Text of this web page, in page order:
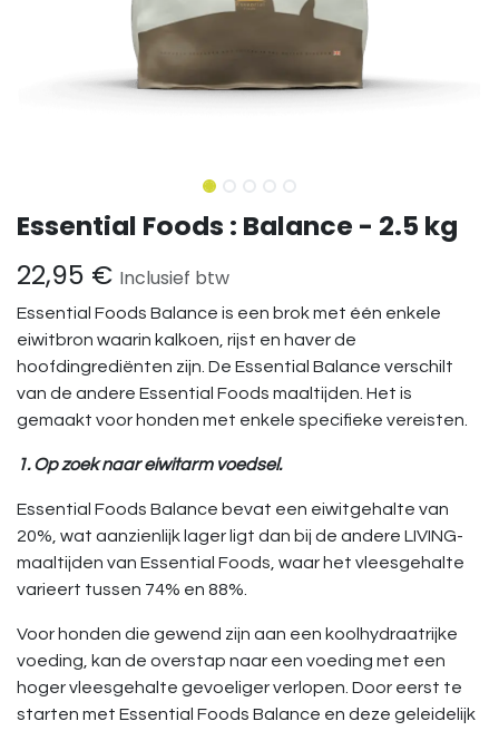
Essential Foods : Balance - 2.5 kg
22,95 € Inclusief btw
Essential Foods Balance is een brok met één enkele
eiwitbron waarin kalkoen, rijst en haver de
hoofdingrediënten zijn. De Essential Balance verschilt
van de andere Essential Foods maaltijden. Het is
gemaakt voor honden met enkele specifieke vereisten.
1. Op zoek naar eiwitarm voedsel.
Essential Foods Balance bevat een eiwitgehalte van
20%, wat aanzienlijk lager ligt dan bij de andere LIVING-
maaltijden van Essential Foods, waar het vleesgehalte
varieert tussen 74% en 88%.
Voor honden die gewend zijn aan een koolhydraatrijke
voeding, kan de overstap naar een voeding met een
hoger vleesgehalte gevoeliger verlopen. Door eerst te
starten met Essential Foods Balance en deze geleidelijk